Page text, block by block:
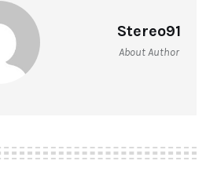
Stereo91
About Author